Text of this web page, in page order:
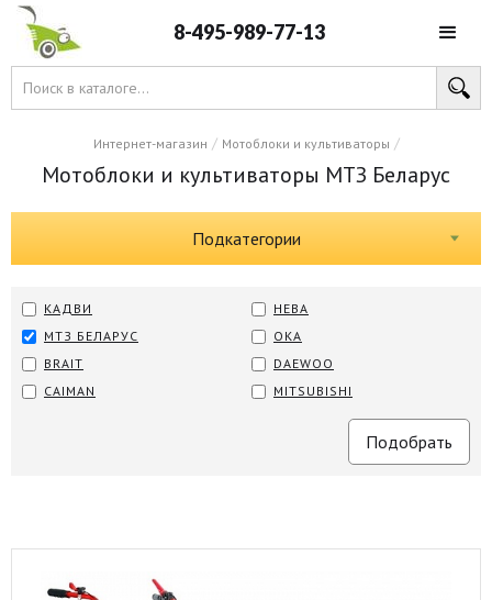
8-495-989-77-13
Интернет-магазин / Мотоблоки и культиваторы /
Мотоблоки и культиваторы МТЗ Беларус
Подкатегории
КАДВИ
МТЗ БЕЛАРУС
НЕВА
ОКА
BRAIT
CAIMAN
DAEWOO
MITSUBISHI